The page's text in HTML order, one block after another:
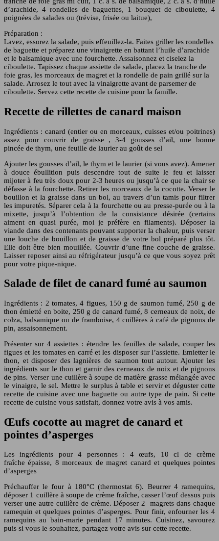
d’arachide, 4 rondelles de baguettes, 1 bouquet de ciboulette, 4
poignées de salades ou (trévise, frisée ou laitue),
Préparation :
Lavez, essorez la salade, puis effeuillez-la. Faites griller les rondelles
de baguette et préparez une vinaigrette en battant l’huile d’arachide
et le balsamique avec une fourchette. Assaisonnez et ciselez la
ciboulette. Tapissez chaque assiette de salade, placez la tranche de
foie gras, les morceaux de magret et la rondelle de pain grillé sur la
salade. Arrosez le tout avec la vinaigrette avant de parsemer de
ciboulette. Servez cette recette de cuisine pour la famille.
Recette de rillettes de canard maison
Ingrédients : canard (entier ou en morceaux, cuisses et/ou poitrines)
assez pour couvrir de graisse , 3-4 gousses d’ail, une bonne
pincée de thym, une feuille de laurier au goût de sel
Ajouter les gousses d’ail, le thym et le laurier (si vous avez). Amener
à douce ébullition puis descendre tout de suite le feu et laisser
mijoter à feu très doux pour 2-3 heures ou jusqu’à ce que la chair se
défasse à la fourchette. Retirer les morceaux de la cocotte. Verser le
bouillon et la graisse dans un bol, au travers d’un tamis pour filtrer
les impuretés. Séparer cela à la fourchette ou au presse-purée ou à la
mixette, jusqu’à l’obtention de la consistance désirée (certains
aiment en quasi purée, moi je préfère en filaments). Déposer la
viande dans des contenants pouvant supporter la chaleur, puis verser
une louche de bouillon et de graisse de votre bol préparé plus tôt.
Elle doit être bien mouillée. Couvrir d’une fine couche de graisse.
Laisser reposer ainsi au réfrigérateur jusqu’à ce que vous soyez prêt
pour votre pique-nique.
Salade de filet de canard fumé au saumon
Ingrédients : 2 tomates, 4 figues, 150 g de saumon fumé, 250 g de
thon émietté en boite, 250 g de canard fumé, 8 cerneaux de noix, de
colza, balsamique ou de framboise, 4 cuillères à café de pignons de
pin, assaisonnement.
Présenter sur 4 assiettes : étendre les feuilles de salade, couper les
figues et les tomates en carré et les disposer sur l’assiette. Emietter le
thon, et disposer des lagnières de saumon tout autour. Ajouter les
ingrédients sur le thon et garnir des cerneaux de noix et de pignons
de pins. Verser une cuillère à soupe de matière grasse mélangée avec
le vinaigre, le sel. Mettre le surplus à table et servir et déguster cette
recette de cuisine avec une baguette ou autre type de pain. Si cette
recette de cuisine vous satisfait, donnez votre avis à vos amis.
Œufs cocotte au magret de canard et
pointes d’asperges
Les ingrédients pour 4 personnes : 4 œufs, 10 cl de crème
fraîche épaisse, 8 morceaux de magret canard et quelques pointes
d’asperges
Préchauffer le four à 180°C (thermostat 6). Beurrer 4 ramequins,
déposer 1 cuillère à soupe de crème fraîche, casser l’œuf dessus puis
verser une autre cuillère de crème. Déposer 2 magrets dans chaque
ramequin et quelques pointes d’asperges. Pour finir, enfourner les 4
ramequins au bain-marie pendant 17 minutes. Cuisinez, savourez
puis si vous le souhaitez, partagez votre avis sur cette recette.